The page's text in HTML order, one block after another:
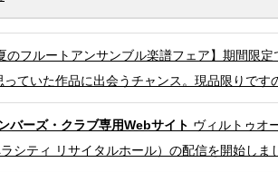
のフルートアンサンブル楽譜フェア】期間限
ていた作品に出会うチャンス。現品限りです
バーズ・クラブ専用Webサイト ヴィルトゥオ
シティ リサイタルホール）の配信を開始しま